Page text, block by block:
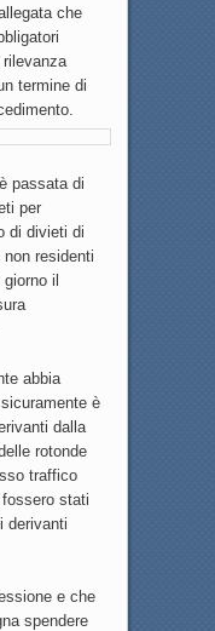
che
termine di
passata di
per
di divieti di
residenti
giorno il
abbia
è
dalla
rotonde
traffico
stati
derivanti
e che
spendere